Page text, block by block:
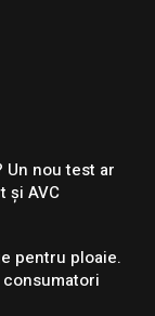
nou test ar
și AVC
pentru ploaie.